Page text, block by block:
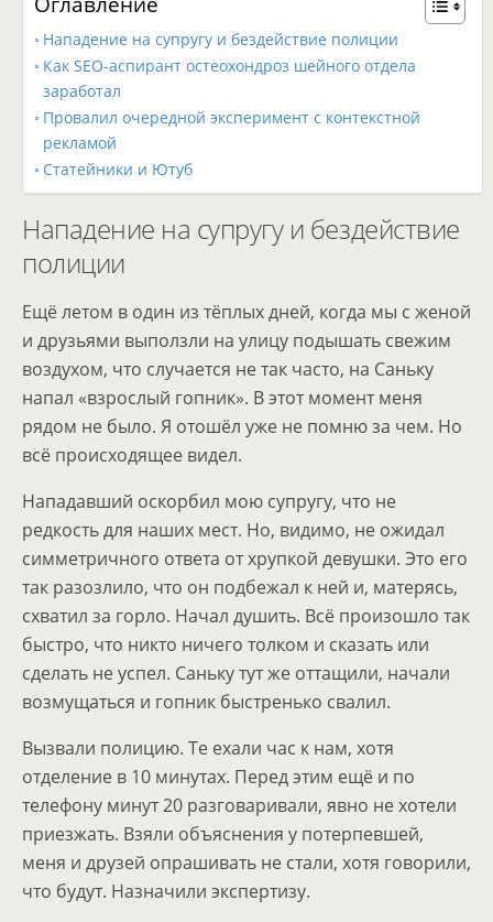
Нападение на супругу и бездействие полиции
Как SEO-аспирант остеохондроз шейного отдела
заработал
Провалил очередной эксперимент с контекстной
рекламой
Статейники и Ютуб
Нападение на супругу и бездействие
полиции
Ещё летом в один из тёплых дней, когда мы с женой
и друзьями выползли на улицу подышать свежим
воздухом, что случается не так часто, на Саньку
напал «взрослый гопник». В этот момент меня
рядом не было. Я отошёл уже не помню за чем. Но
всё происходящее видел.
Нападавший оскорбил мою супругу, что не
редкость для наших мест. Но, видимо, не ожидал
симметричного ответа от хрупкой девушки. Это его
так разозлило, что он подбежал к ней и, матерясь,
схватил за горло. Начал душить. Всё произошло так
быстро, что никто ничего толком и сказать или
сделать не успел. Саньку тут же оттащили, начали
возмущаться и гопник быстренько свалил.
Вызвали полицию. Те ехали час к нам, хотя
отделение в 10 минутах. Перед этим ещё и по
телефону минут 20 разговаривали, явно не хотели
приезжать. Взяли объяснения у потерпевшей,
меня и друзей опрашивать не стали, хотя говорили,
что будут. Назначили экспертизу.